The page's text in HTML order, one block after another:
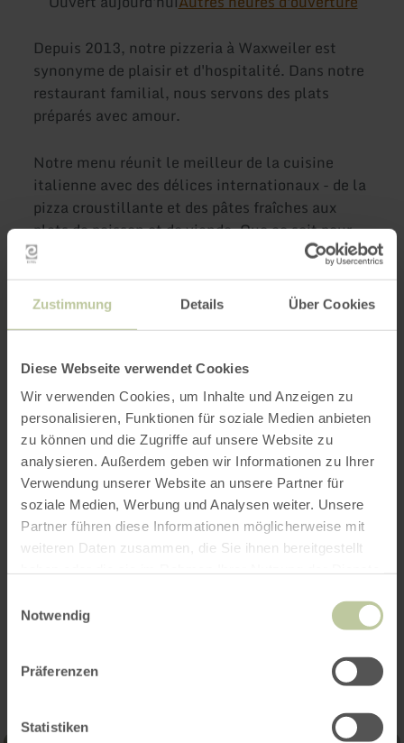
Zustimmung Details Über Cookies
Diese Webseite verwendet Cookies
Wir verwenden Cookies, um Inhalte und Anzeigen zu
personalisieren, Funktionen für soziale Medien anbieten
zu können und die Zugriffe auf unsere Website zu
analysieren. Außerdem geben wir Informationen zu Ihrer
Verwendung unserer Website an unsere Partner für
soziale Medien, Werbung und Analysen weiter. Unsere
Partner führen diese Informationen möglicherweise mit
weiteren Daten zusammen, die Sie ihnen bereitgestellt
Notwendig
Präferenzen
Statistiken
Depuis 2013, notre pizzeria à Waxweiler est
synonyme de plaisir et d'hospitalité. Dans notre
restaurant familial, nous servons des plats
préparés avec amour.
Notre menu réunit le meilleur de la cuisine
italienne avec des délices internationaux - de la
pizza croustillante et des pâtes fraîches aux
plats de poisson et de viande. Que ce soit pour
une soirée détendue entre amis ou un repas de
fête en famille - vous êtes au bon endroit chez
nous.
Plus
d'informations
Heures d'ouverture
Impressions